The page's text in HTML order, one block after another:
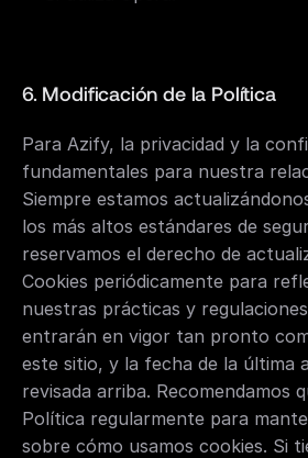
6. Modificación de la Política
Para Azify, la privacidad y la
fundamentales para nuestra
Siempre estamos
los más altos estándares de
reservamos el derecho de
Cookies periódicamente para
nuestras prácticas y
entrarán en vigor tan pronto
este sitio, y la fecha de la última
revisada arriba. Recomendamos
Política regularmente para
sobre cómo usamos cookies. Si